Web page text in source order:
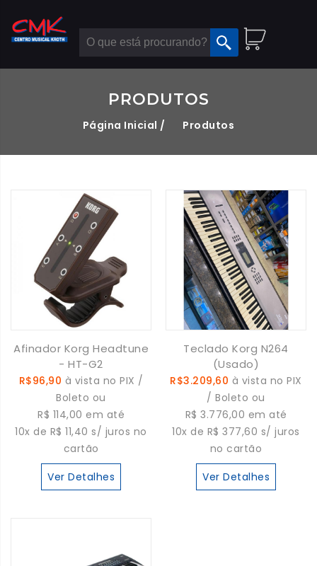
PRODUTOS
Página Inicial / Produtos
Afinador Korg Headtune
- HT-G2
R$96,90 à vista no PIX /
Boleto ou
R$ 114,00 em até
10x de R$ 11,40 s/ juros no
cartão
Ver Detalhes
Teclado Korg N264
(Usado)
R$3.209,60 à vista no PIX
/ Boleto ou
R$ 3.776,00 em até
10x de R$ 377,60 s/ juros
no cartão
Ver Detalhes